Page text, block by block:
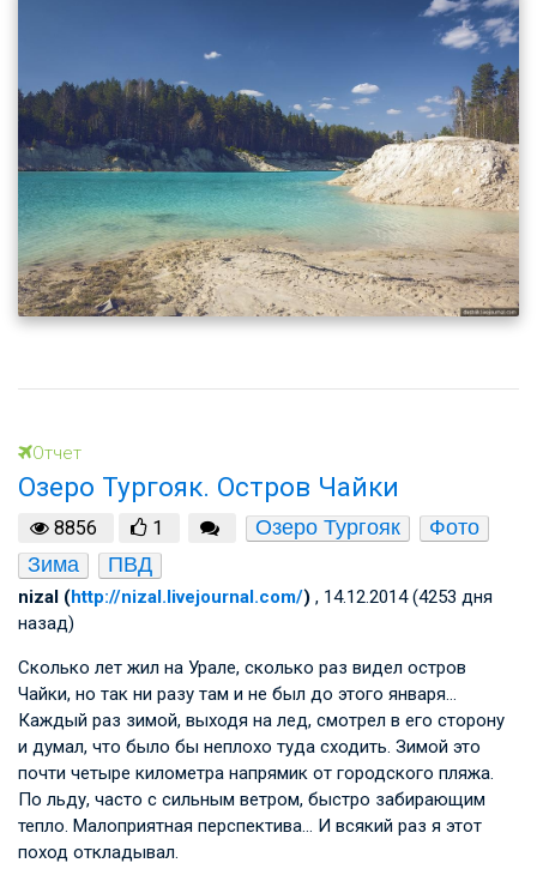
Отчет
Озеро Тургояк. Остров Чайки
8856 1 Озеро Тургояк
Фото
Зима
ПВД
nizal (http://nizal.livejournal.com/) , 14.12.2014 (4253 дня
назад)
Сколько лет жил на Урале, сколько раз видел остров
Чайки, но так ни разу там и не был до этого января…
Каждый раз зимой, выходя на лед, смотрел в его сторону
и думал, что было бы неплохо туда сходить. Зимой это
почти четыре километра напрямик от городского пляжа.
По льду, часто с сильным ветром, быстро забирающим
тепло. Малоприятная перспектива… И всякий раз я этот
поход откладывал.